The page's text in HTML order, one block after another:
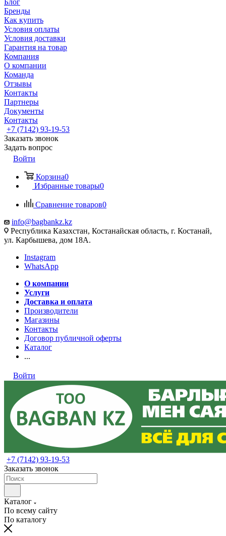
Блог
Бренды
Как купить
Условия оплаты
Условия доставки
Гарантия на товар
Компания
О компании
Команда
Отзывы
Контакты
Партнеры
Документы
Контакты
+7 (7142) 93-19-53
Заказать звонок
Задать вопрос
Войти
Корзина0
Избранные товары0
Сравнение товаров0
info@bagbankz.kz
Республика Казахстан, Костанайская область, г. Костанай,
ул. Карбышева, дом 18А.
Instagram
WhatsApp
О компании
Услуги
Доставка и оплата
Производители
Магазины
Контакты
Договор публичной оферты
Каталог
...
Войти
+7 (7142) 93-19-53
Заказать звонок
Каталог
По всему сайту
По каталогу